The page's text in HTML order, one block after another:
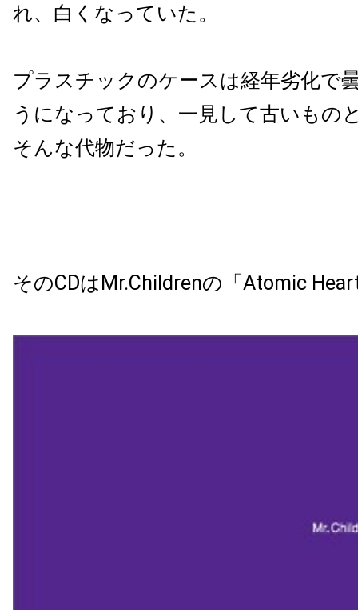
れ、白くなっていた。
プラスチックのケースは経年劣化で
うになっており、一見して古いもの
そんな代物だった。
そのCDはMr.Childrenの「Atomic